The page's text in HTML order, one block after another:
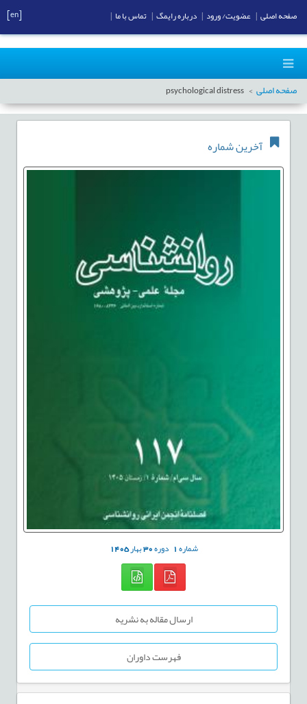
صفحه اصلی psychological distress
آخرین شماره
شماره1 دوره30بهار1405
ارسال مقاله به نشریه
فهرست داوران
صفحه اصلی عضویت/ ورود درباره رایمگ تماس با ما